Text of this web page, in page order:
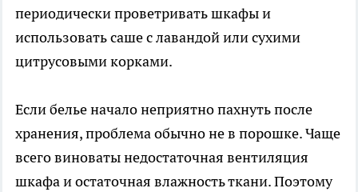
периодически проветривать шкафы и
использовать саше с лавандой или сухими
цитрусовыми корками.
Если белье начало неприятно пахнуть после
хранения, проблема обычно не в порошке. Чаще
всего виноваты недостаточная вентиляция
шкафа и остаточная влажность ткани. Поэтому